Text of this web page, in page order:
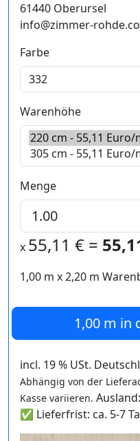
61440 Oberursel
info@zimmer-
Farbe
Warenhöhe
Menge
x 55,11 € =
1,00 m x2,20 m
1,00 m in
incl. 19 % USt.
Abhängig von der
Kasse variieren. Ausland:
✅ Lieferfrist: ca. 5-7